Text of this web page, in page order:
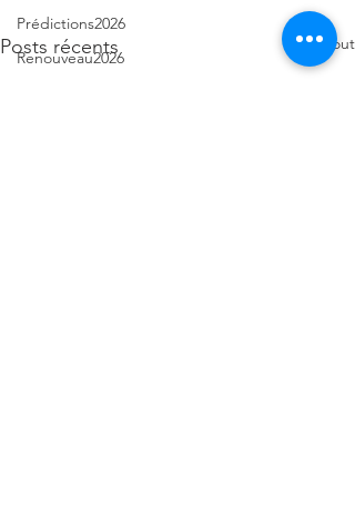
Prédictions2026
Renouveau2026
Posts récents Voir tout